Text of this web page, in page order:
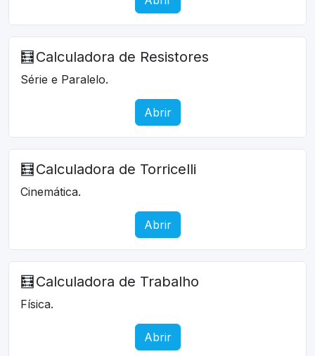
🧮 Calculadora de Resistores
Série e Paralelo.
Abrir
🧮 Calculadora de Torricelli
Cinemática.
Abrir
🧮 Calculadora de Trabalho
Física.
Abrir